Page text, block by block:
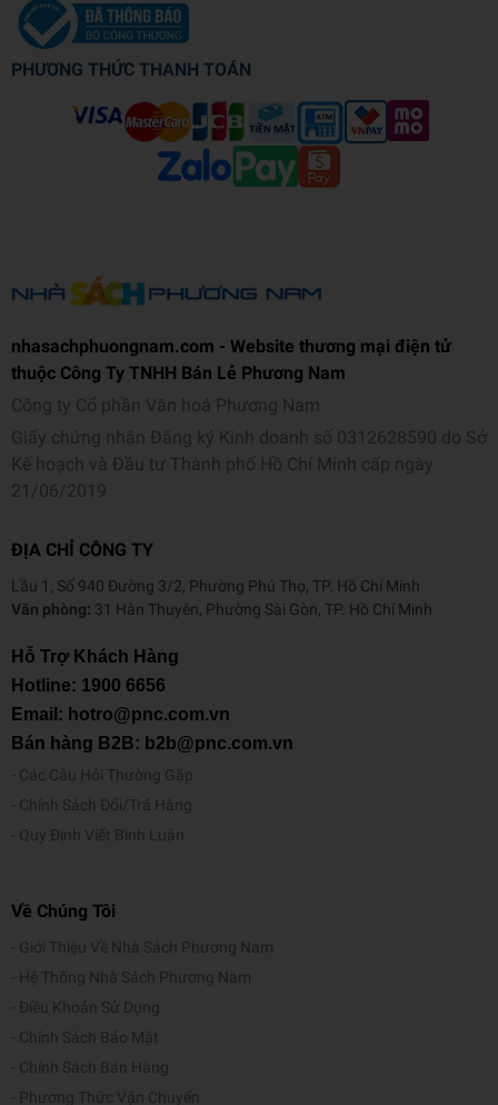
PHƯƠNG THỨC THANH TOÁN
nhasachphuongnam.com - Website thương mại điện tử
thuộc Công Ty TNHH Bán Lẻ Phương Nam
Công ty Cổ phần Văn hoá Phương Nam
Giấy chứng nhận Đăng ký Kinh doanh số 0312628590 do Sở
Kế hoạch và Đầu tư Thành phố Hồ Chí Minh cấp ngày
21/06/2019
ĐỊA CHỈ CÔNG TY
Lầu 1, Số 940 Đường 3/2, Phường Phú Thọ, TP. Hồ Chí Minh
Văn phòng: 31 Hàn Thuyên, Phường Sài Gòn, TP. Hồ Chí Minh
Hỗ Trợ Khách Hàng
Hotline: 1900 6656
Email: hotro@pnc.com.vn
Bán hàng B2B: b2b@pnc.com.vn
Các Câu Hỏi Thường Gặp
Chính Sách Đổi/Trả Hàng
Quy Định Viết Bình Luận
Về Chúng Tôi
Giới Thiệu Về Nhà Sách Phương Nam
Hệ Thống Nhà Sách Phương Nam
Điều Khoản Sử Dụng
Chính Sách Bảo Mật
Chính Sách Bán Hàng
Phương Thức Vận Chuyển